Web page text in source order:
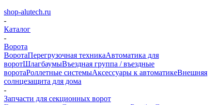
shop-alutech.ru
-
Каталог
-
Ворота
ВоротаПерегрузочная техникаАвтоматика для
воротШлагбаумыВъездная группа / въездные
воротаРоллетные системыАксессуары к автоматикеВнешняя
солнцезащита для дома
-
Запчасти для секционных ворот